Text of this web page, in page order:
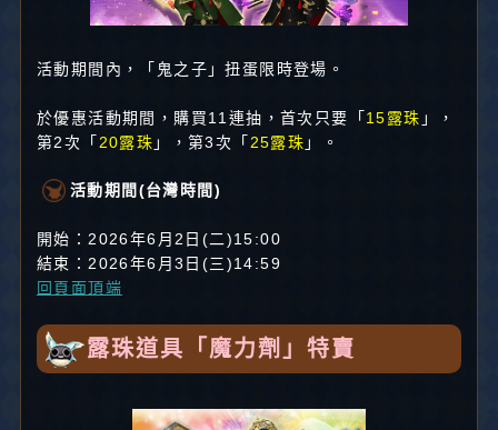
活動期間內，「鬼之子」扭蛋限時登場。
於優惠活動期間，購買11連抽，首次只要「 15露珠 」，
第2次「 20露珠 」，第3次「 25露珠 」。
活動期間(台灣時間)
開始：2026年6月2日(二)15:00
結束：2026年6月3日(三)14:59
回頁面頂端
露珠道具「魔力劑」特賣